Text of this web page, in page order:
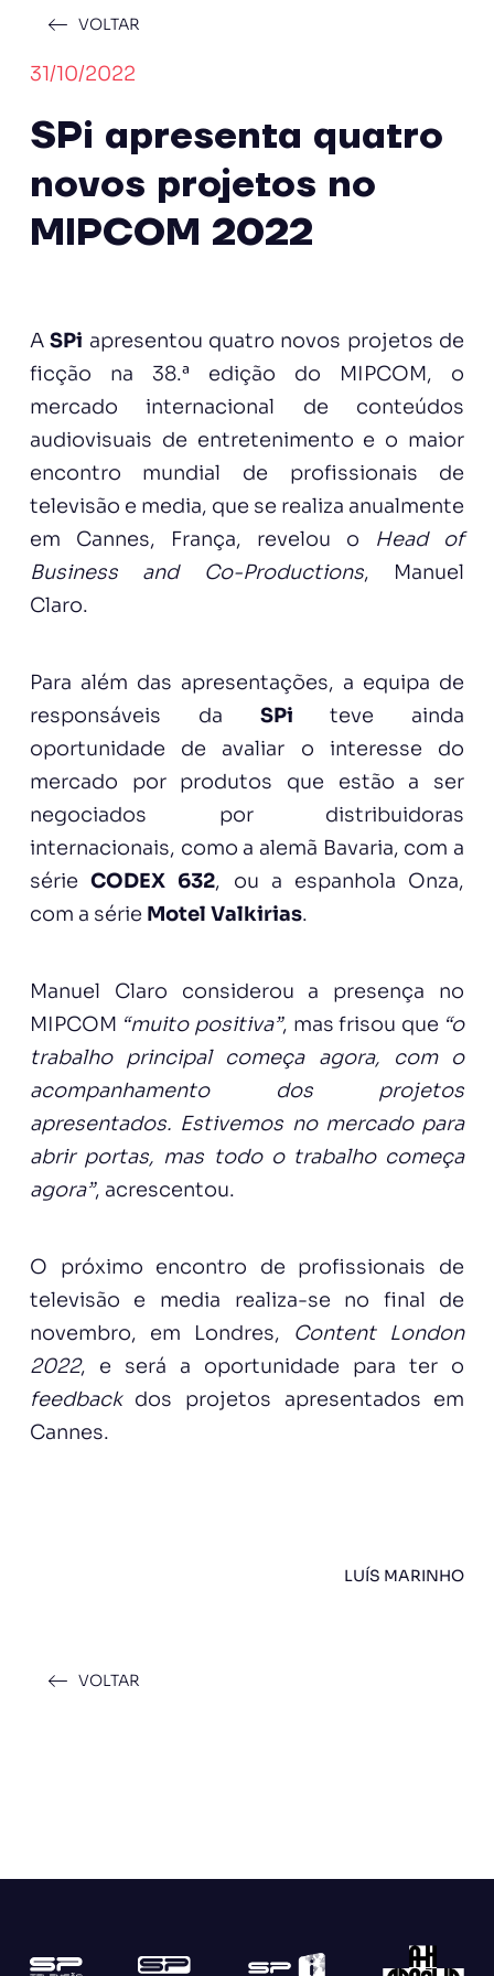
VOLTAR
31/10/2022
SPi apresenta quatro
novos projetos no
MIPCOM 2022
ASPi apresentou quatro novos projetos de
ficção na 38.ª edição do MIPCOM, o
mercado internacional de conteúdos
audiovisuais de entretenimento e o maior
encontro mundial de profissionais de
televisão e media, que se realiza anualmente
em Cannes, França, revelou o Head of
Business and Co-Productions, Manuel
Claro.
Para além das apresentações, a equipa de
responsáveis da SPiteve ainda
oportunidade de avaliar o interesse do
mercado por produtos que estão a ser
negociados por distribuidoras
internacionais, como a alemã Bavaria, com a
sérieCODEX 632, ou a espanhola Onza,
com a série Motel Valkirias.
Manuel Claro considerou a presença no
MIPCOM “muito positiva”, mas frisou que “o
trabalho principal começa agora, com o
acompanhamento dos projetos
apresentados. Estivemos no mercado para
abrir portas, mas todo o trabalho começa
agora”, acrescentou.
O próximo encontro de profissionais de
televisão e media realiza-se no final de
novembro, em Londres, Content London
2022, e será a oportunidade para ter o
feedbackdos projetos apresentados em
Cannes.
LUÍS MARINHO
VOLTAR